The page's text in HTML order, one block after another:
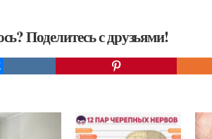
Поделитесь с друзьями!